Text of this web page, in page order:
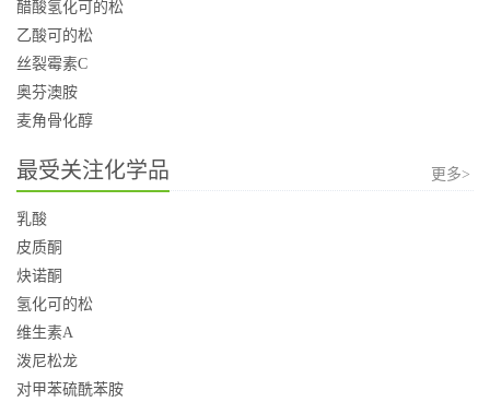
醋酸氢化可的松
乙酸可的松
丝裂霉素C
奥芬澳胺
麦角骨化醇
最受关注化学品 更多>
乳酸
皮质酮
炔诺酮
氢化可的松
维生素A
泼尼松龙
对甲苯硫酰苯胺